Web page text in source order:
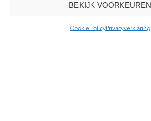
BEKIJK VOORKEUREN
Cookie PolicyPrivacyverklaring